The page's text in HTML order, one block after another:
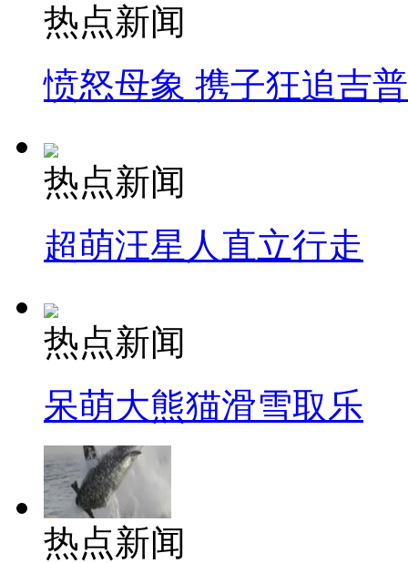
热点新闻
愤怒母象 携子狂追吉
热点新闻
超萌汪星人直立行走
热点新闻
呆萌大熊猫滑雪取乐
热点新闻